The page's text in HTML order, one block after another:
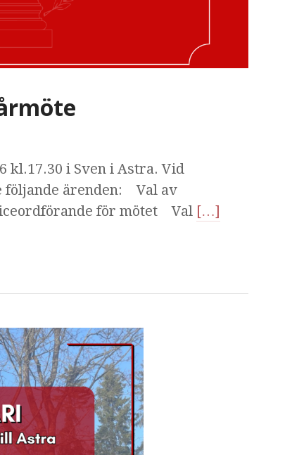
kl.17.30 i Sven i Astra. Vid
följande ärenden: Val av
för mötet Val […]